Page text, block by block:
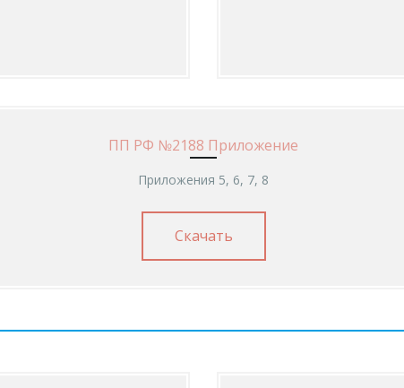
ПП РФ №2188 Приложение
Приложения 5, 6, 7, 8
Скачать